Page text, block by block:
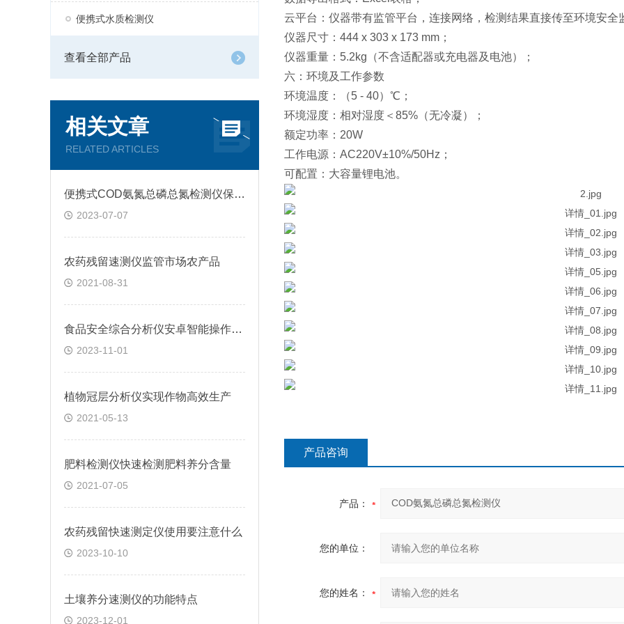
便携式水质检测仪
查看全部产品
相关文章
RELATED ARTICLES
便携式COD氨氮总磷总氮检测仪保护水资源环境
2023-07-07
农药残留速测仪监管市场农产品
2021-08-31
食品安全综合分析仪安卓智能操作系统
2023-11-01
植物冠层分析仪实现作物高效生产
2021-05-13
肥料检测仪快速检测肥料养分含量
2021-07-05
农药残留快速测定仪使用要注意什么
2023-10-10
土壤养分速测仪的功能特点
2023-12-01
云平台：仪器带有监管平台，连接网络，检测结果直接传至环境安全
仪器尺寸：444 x 303 x 173 mm；
仪器重量：5.2kg（不含适配器或充电器及电池）；
六：环境及工作参数
环境温度：（5 - 40）℃；
环境湿度：相对湿度＜85%（无冷凝）；
额定功率：20W
工作电源：AC220V±10%/50Hz；
可配置：大容量锂电池。
产品咨询
产品：
您的单位：
您的姓名：